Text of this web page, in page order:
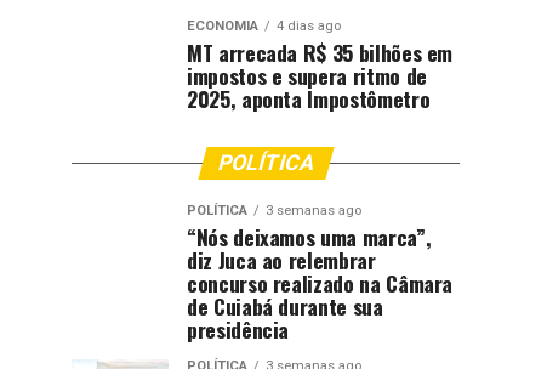
ECONOMIA 4 dias ago
MT arrecada R$ 35 bilhões em
impostos e supera ritmo de
2025, aponta Impostômetro
POLÍTICA
POLÍTICA 3 semanas ago
“Nós deixamos uma marca”,
diz Juca ao relembrar
concurso realizado na Câmara
de Cuiabá durante sua
presidência